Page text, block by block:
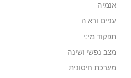
אנמיה
עניים וראיה
תפקוד מיני
מצב נפשי ושינה
מערכת חיסונית